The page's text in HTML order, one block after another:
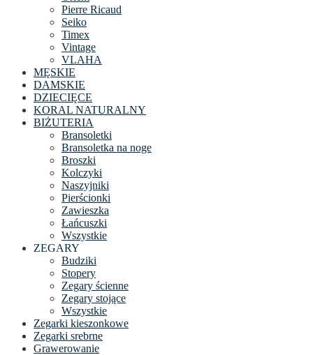
Pierre Ricaud
Seiko
Timex
Vintage
VLAHA
MĘSKIE
DAMSKIE
DZIECIĘCE
KORAL NATURALNY
BIŻUTERIA
Bransoletki
Bransoletka na noge
Broszki
Kolczyki
Naszyjniki
Pierścionki
Zawieszka
Łańcuszki
Wszystkie
ZEGARY
Budziki
Stopery
Zegary ścienne
Zegary stojące
Wszystkie
Zegarki kieszonkowe
Zegarki srebrne
Grawerowanie